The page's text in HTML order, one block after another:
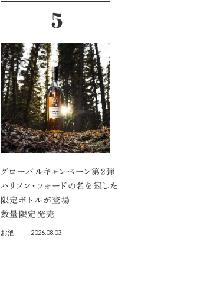
グローバルキャンペーン第2弾
ハリソン・フォードの名を冠した
限定ボトルが登場
数量限定発売
お酒 2026.08.03